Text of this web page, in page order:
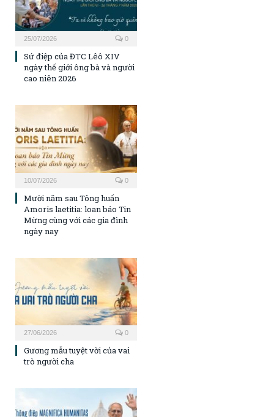
25/07/2026 0
Sứ điệp của ĐTC Lêô XIV
ngày thế giới ông bà và người
cao niên 2026
10/07/2026 0
Mười năm sau Tông huấn
Amoris laetitia: loan báo Tin
Mừng cùng với các gia đình
ngày nay
27/06/2026 0
Gương mẫu tuyệt vời của vai
trò người cha